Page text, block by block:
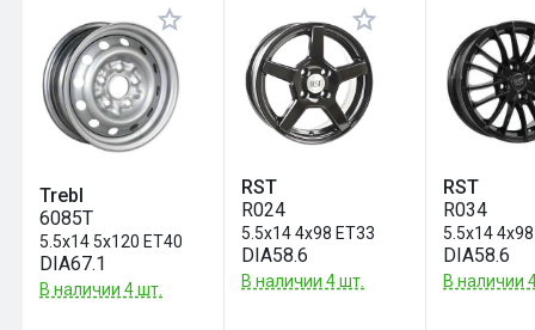
Оставить отзыв
Trebl
6085T
5.5x14 5x120 ET40
DIA67.1
В наличии 4 шт.
RST
R024
5.5x14 4x98 ET33
DIA58.6
В наличии 4 шт.
RST
R034
5.5x14
DIA58.6
В наличии